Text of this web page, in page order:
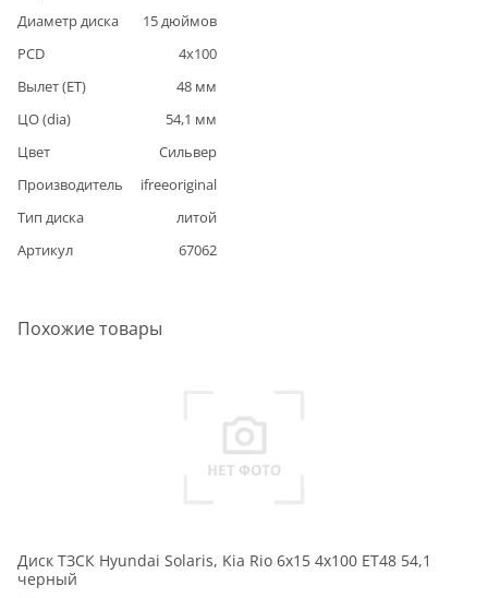
Диаметр диска
15дюймов
PCD
4x100
Вылет (ET)
48 мм
ЦО (dia)
54,1 мм
Цвет
Сильвер
Производитель
ifreeoriginal
Тип диска
литой
Артикул
67062
Похожие товары
Диск ТЗСК Hyundai Solaris, Kia Rio 6x15 4x100 ET48 54,1
черный